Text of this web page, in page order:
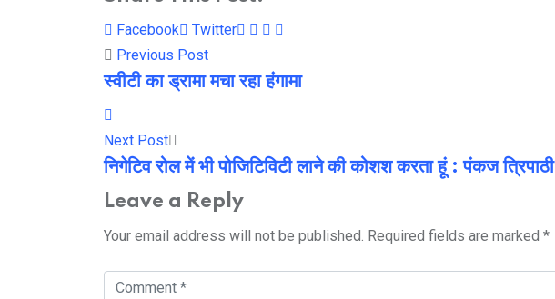
Facebook Twitter Youtube
LinkedIn
Whatsapp
Previous Post
स्वीटी का ड्रामा मचा रहा हंगामा
Next Post
निगेटिव रोल में भी पोजिटिविटी लाने की कोशश करता हूं : पंकज त्रिपाठी
Leave a Reply
Your email address will not be published. Required fields are marked *